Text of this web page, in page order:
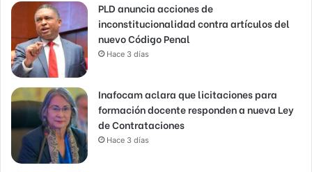
PLD anuncia acciones de
inconstitucionalidad contra artículos del
nuevo Código Penal
Hace 3 días
Inafocam aclara que licitaciones para
formación docente responden a nueva Ley
de Contrataciones
Hace 3 días